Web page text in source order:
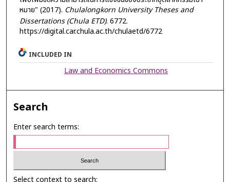
หมาย" (2017). Chulalongkorn University Theses and
Dissertations (Chula ETD). 6772.
https://digital.car.chula.ac.th/chulaetd/6772
INCLUDED IN
Law and Economics Commons
Search
Enter search terms:
Select context to search: